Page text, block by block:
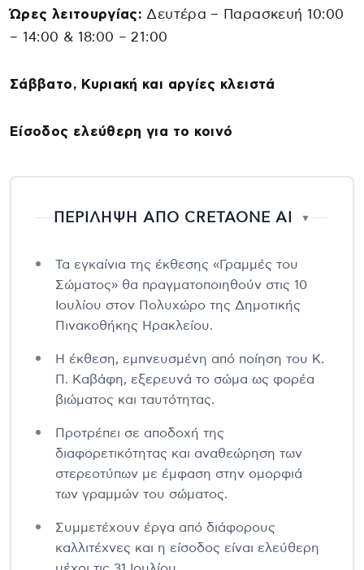
Ώρες λειτουργίας: Δευτέρα – Παρασκευή 10:00
– 14:00 & 18:00 – 21:00
Σάββατο, Κυριακή και αργίες κλειστά
Είσοδος ελεύθερη για το κοινό
ΠΕΡΙΛΗΨΗ ΑΠΟ CRETAONE AI ▼
Τα εγκαίνια της έκθεσης «Γραμμές του
Σώματος» θα πραγματοποιηθούν στις 10
Ιουλίου στον Πολυχώρο της Δημοτικής
Πινακοθήκης Ηρακλείου.
Η έκθεση, εμπνευσμένη από ποίηση του Κ.
Π. Καβάφη, εξερευνά το σώμα ως φορέα
βιώματος και ταυτότητας.
Προτρέπει σε αποδοχή της
διαφορετικότητας και αναθεώρηση των
στερεοτύπων με έμφαση στην ομορφιά
των γραμμών του σώματος.
Συμμετέχουν έργα από διάφορους
καλλιτέχνες και η είσοδος είναι ελεύθερη